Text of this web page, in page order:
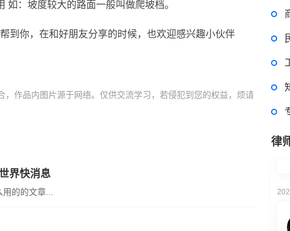
：坡度较大的路面一般叫做爬坡档。
到你，在和好朋友分享的时候，也欢迎感兴趣小伙伴
作品内图片源于网络。仅供交流学习，若侵犯到您的权益，烦请
界快消息
的的文章...
律